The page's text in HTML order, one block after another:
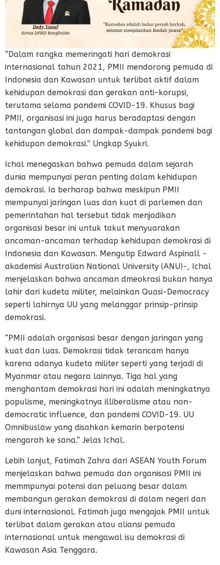
“Dalam rangka memeringati hari demokrasi
internasional tahun 2021, PMII mendorong pemuda di
Indonesia dan Kawasan untuk terlibat aktif dalam
kehidupan demokrasi dan gerakan anti-korupsi,
terutama selama pandemi COVID-19. Khusus bagi
PMII, organisasi ini juga harus beradaptasi dengan
tantangan global dan dampak-dampak pandemi bagi
kehidupan demokrasi.” Ungkap Syukri.
Ichal menegaskan bahwa pemuda dalam sejarah
dunia mempunyai peran penting dalam kehidupan
demokrasi. Ia berharap bahwa meskipun PMII
mempunyai jaringan luas dan kuat di parlemen dan
pemerintahan hal tersebut tidak menjadikan
organisasi besar ini untuk takut menyuarakan
ancaman-ancaman terhadap kehidupan demokrasi di
Indonesia dan Kawasan. Mengutip Edward Aspinall -
akademisi Australian National University (ANU)-, Ichal
menjelaskan bahwa ancaman dmeokrasi bukan hanya
lahir dari kudeta militer, melainkan Quasi-Democracy
seperti lahirnya UU yang melanggar prinsip-prinsip
demokrasi.
“PMII adalah organisasi besar dengan jaringan yang
kuat dan luas. Demokrasi tidak terancam hanya
karena adanya kudeta militer seperti yang terjadi di
Myanmar atau negara lainnya. Tiga hal yang
menghantam demokrasi hari ini adalah meningkatnya
populisme, meningkatnya illiberalisme atau non-
democratic influence, dan pandemi COVID-19. UU
Omnibuslaw yang disahkan kemarin berpotensi
mengarah ke sana.“ Jelas Ichal.
Lebih lanjut, Fatimah Zahra dari ASEAN Youth Forum
menjelaskan bahwa pemuda dan organisasi PMII ini
memmpunyai potensi dan peluang besar dalam
membangun gerakan demokrasi di dalam negeri dan
duni internasional. Fatimah juga mengajak PMII untuk
terlibat dalam gerakan atau aliansi pemuda
internasional untuk mengawal isu demokrasi di
Kawasan Asia Tenggara.